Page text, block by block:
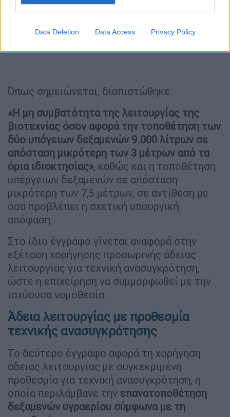
Data Deletion Data Access Privacy Policy
Όπως σημειώνεται, διαπιστώθηκε:
«Η μη συμβατότητα της λειτουργίας της
βιοτεχνίας όσον αφορά την τοποθέτηση των
δύο υπόγειων δεξαμενών 9.000 λίτρων σε
απόσταση μικρότερη των 3 μέτρων από τα
όρια ιδιοκτησίας», καθώς και η τοποθέτηση
υπέργειων δεξαμενών σε απόσταση
μικρότερη των 7,5 μέτρων, σε αντίθεση με
όσα προβλέπει η σχετική υπουργική
απόφαση.
Στο ίδιο έγγραφο γίνεται αναφορά στην
εξέταση χορήγησης προσωρινής άδειας
λειτουργίας για τεχνική ανασυγκρότηση,
ώστε η επιχείρηση να συμμορφωθεί με την
ισχύουσα νομοθεσία.
Άδεια λειτουργίας με προθεσμία
τεχνικής ανασυγκρότησης
Το δεύτερο έγγραφο αφορά τη χορήγηση
άδειας λειτουργίας με συγκεκριμένη
προθεσμία για τεχνική ανασυγκρότηση, η
οποία περιλάμβανε την επανατοποθέτηση
δεξαμενών υγραερίου σύμφωνα με τη